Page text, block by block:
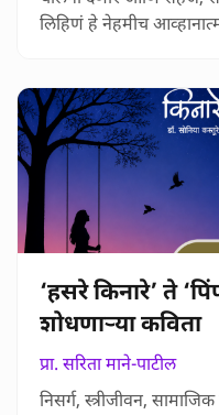
लिहिणं हे नेहमीच
मैत्री आणि मुलांच्या
आहे. ‘छकुली’, ‘मनाची
‘हसरे किनारे’ ते
शोधणाऱ्या कविता
प्रा. सरिता माने-पाटील
निसर्ग, स्त्रीजीवन,